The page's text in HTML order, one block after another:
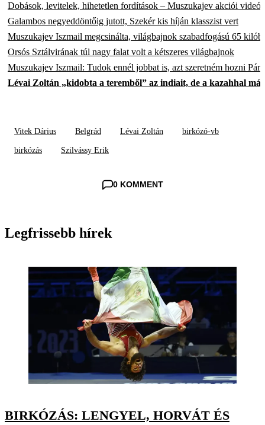
Dobások, levitelek, hihetetlen fordítások – Muszukajev akciói
Galambos negyeddöntőig jutott, Szekér kis híján klasszist vert
Muszukajev Iszmail megcsinálta, világbajnok szabadfogású 65
Orsós Sztálvirának túl nagy falat volt a kétszeres világbajnok
Muszukajev Iszmail: Tudok ennél jobbat is, azt szeretném hozni
Lévai Zoltán „kidobta a teremből” az indiait, de a kazahhal
Vitek Dárius Belgrád Lévai Zoltán birkózó-vb
birkózás Szilvássy Erik
0 KOMMENT
Legfrissebb hírek
BIRKÓZÁS: LENGYEL, HORVÁT ÉS